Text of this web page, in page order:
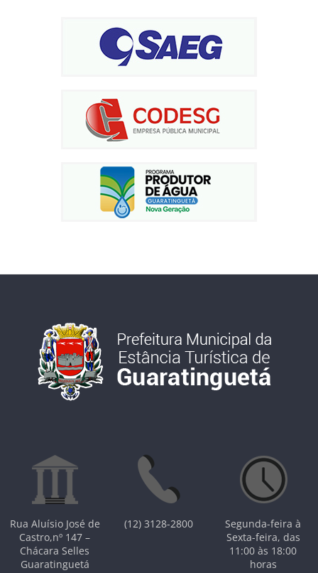
Rua Aluísio José de
Castro,nº 147 –
Chácara Selles
Guaratinguetá
(12) 3128-2800
Segunda-feira à
Sexta-feira, das
11:00 às 18:00
horas